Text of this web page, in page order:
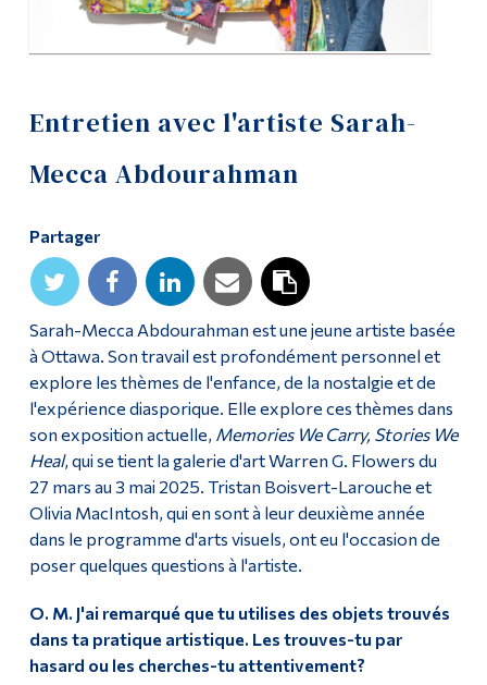
Entretien avec l'artiste Sarah-
Mecca Abdourahman
Partager
Sarah-Mecca Abdourahman est une jeune artiste basée
à Ottawa. Son travail est profondément personnel et
explore les thèmes de l'enfance, de la nostalgie et de
l'expérience diasporique. Elle explore ces thèmes dans
son exposition actuelle, Memories We Carry, Stories We
Heal, qui se tient la galerie d'art Warren G. Flowers du
27 mars au 3 mai 2025. Tristan Boisvert-Larouche et
Olivia MacIntosh, qui en sont à leur deuxième année
dans le programme d'arts visuels, ont eu l'occasion de
poser quelques questions à l'artiste.
O. M. J'ai remarqué que tu utilises des objets trouvés
dans ta pratique artistique. Les trouves-tu par
hasard ou les cherches-tu attentivement?